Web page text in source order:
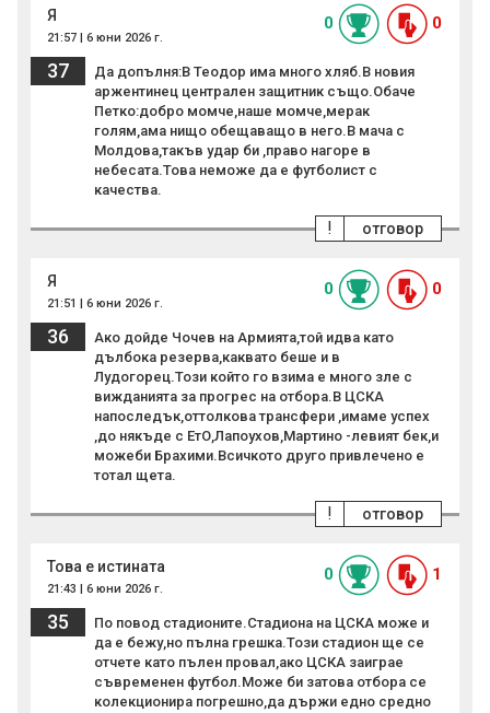
Я
21:57 | 6 юни 2026 г.
0 0
37
Да допълня:В Теодор има много хляб.В новия
аржентинец централен защитник също.Обаче
Петко:добро момче,наше момче,мерак
голям,ама нищо обещаващо в него.В мача с
Молдова,такъв удар би ,право нагоре в
небесата.Това неможе да е футболист с
качества.
отговор
!
Я
21:51 | 6 юни 2026 г.
0 0
36
Ако дойде Чочев на Армията,той идва като
дълбока резерва,каквато беше и в
Лудогорец.Този който го взима е много зле с
вижданията за прогрес на отбора.В ЦСКА
напоследък,оттолкова трансфери ,имаме успех
,до някъде с ЕтО,Лапоухов,Мартино -левият бек,и
можеби Брахими.Всичкото друго привлечено е
тотал щета.
отговор
!
Това е истината
21:43 | 6 юни 2026 г.
0 1
35
По повод стадионите.Стадиона на ЦСКА може и
да е бежу,но пълна грешка.Този стадион ще се
отчете като пълен провал,ако ЦСКА заиграе
съвременен футбол.Може би затова отбора се
колекционира погрешно,да държи едно средно